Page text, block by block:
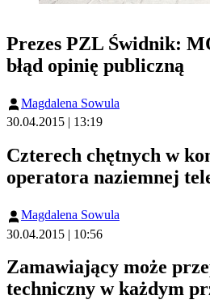
Prezes PZL Świdnik:
błąd opinię publiczną
Magdalena Sowula
30.04.2015 | 13:19
Czterech chętnych w
operatora naziemnej
Magdalena Sowula
30.04.2015 | 10:56
Zamawiający może
techniczny w każdym